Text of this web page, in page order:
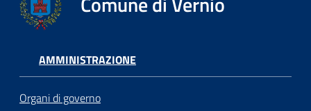
AMMINISTRAZIONE
Organi di governo